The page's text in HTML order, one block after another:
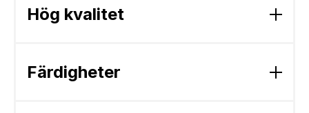
Hög kvalitet
Färdigheter